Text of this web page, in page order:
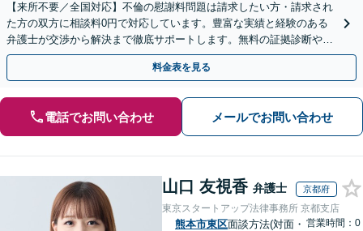
【来所不要／全国対応】不倫の慰謝料問題は請求したい方・請求され
た方の双方に相談料0円で対応しています。豊富な実績と経験のある
弁護士が交渉から解決まで徹底サポートします。無料の証拠診断や着
手金の返還保証もありますので安心してご相談ください。
料金表を見る
電話でお問い合わせ メールでお問い合わせ
山口 友視香 弁護士 京都府
東京スタートアップ法律事務所 京都支店
熊本市東区面談方法(対面・ 営業時間：0